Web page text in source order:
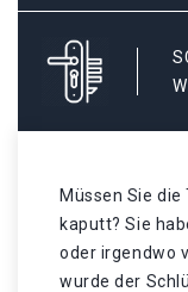
Müssen Sie
kaputt? Sie
oder irgendwo
wurde der